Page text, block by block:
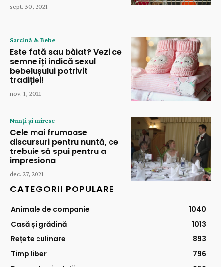
sept. 30, 2021
Sarcină & Bebe
Este fată sau băiat? Vezi ce
semne îți indică sexul
bebelușului potrivit
tradiției!
nov. 1, 2021
Nunți și mirese
Cele mai frumoase
discursuri pentru nuntă, ce
trebuie să spui pentru a
impresiona
dec. 27, 2021
CATEGORII POPULARE
Animale de companie
1040
Casă și grădină
1013
Rețete culinare
893
Timp liber
796